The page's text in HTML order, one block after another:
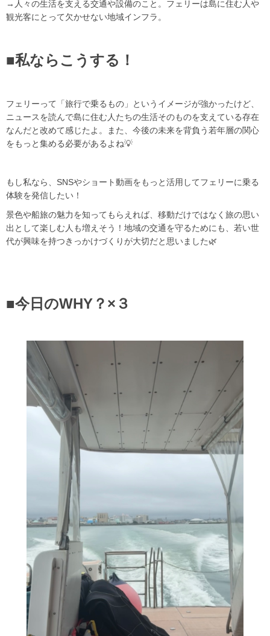
→人々の生活を支える交通や設備のこと。フェリーは島に住む人や
観光客にとって欠かせない地域インフラ。
■私ならこうする！
フェリーって「旅行で乗るもの」というイメージが強かったけど、
ニュースを読んで島に住む人たちの生活そのものを支えている存在
なんだと改めて感じたよ。また、今後の未来を背負う若年層の関心
をもっと集める必要があるよね💡
もし私なら、SNSやショート動画をもっと活用してフェリーに乗る
体験を発信したい！
景色や船旅の魅力を知ってもらえれば、移動だけではなく旅の思い
出として楽しむ人も増えそう！地域の交通を守るためにも、若い世
代が興味を持つきっかけづくりが大切だと思いました🌿
■今日のWHY？×３